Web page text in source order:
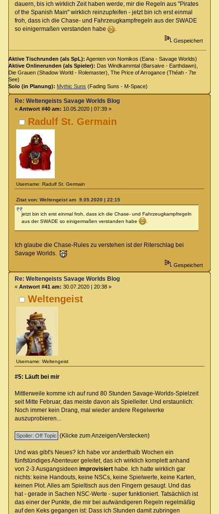
dauern, bis ich wirklich Zeit haben werde, mir die Regeln aus "Pirates
of the Spanish Main" wirklich reinzupfeifen - jetzt bin ich erst einmal
froh, dass ich die Chase- und Fahrzeugkampfregeln aus der SWADE
so einigermaßen verstanden habe
.
Gespeichert
Aktive Tischrunden (als SpL): Agenten von Nomikos (Eana - Savage Worlds)
Aktive Onlinerunden (als Spieler): Das Windkammtal (Barsaive - Earthdawn),
Die Grauen (Shadow World - Rolemaster), The Price of Arrogance (Théah - 7te
See)
Solo (in Planung): Mythic Suns (Fading Suns - M-Space)
Radulf St. Germain
Username: Radulf St. Germain
Re: Weltengeists Savage Worlds Blog
« Antwort #40 am: 10.05.2020 | 07:39 »
Zitat von: Weltengeist am 9.05.2020 | 22:15
jetzt bin ich erst einmal froh, dass ich die Chase- und Fahrzeugkampfregeln
aus der SWADE so einigermaßen verstanden habe
.
Ich glaube die Chase-Rules zu verstehen ist der Riterschlag bei
Savage Worlds.
Gespeichert
Weltengeist
Username: Weltengeist
Re: Weltengeists Savage Worlds Blog
« Antwort #41 am: 30.07.2020 | 20:38 »
#5: Läuft bei mir
Mittlerweile komme ich auf rund 80 Stunden Savage-Worlds-Spielzeit
seit Mitte Februar, das meiste davon als Spielleiter. Und erstaunlich:
Noch immer kein Drang, mal wieder andere Regelwerke
auszuprobieren...
(Klicke zum Anzeigen/Verstecken)
Und was gibt's Neues? Ich habe vor anderthalb Wochen ein
fünfstündiges Abenteuer geleitet, das ich wirklich komplett anhand
von 2-3 Ausgangsideen improvisierthabe. Ich hatte wirklich gar
nichts: keine Handouts, keine NSCs, keine Spielwerte, keine Karten,
keinen Plot. Alles am Spieltisch aus den Fingern gesaugt. Und das
hat - gerade in Sachen NSC-Werte - super funktioniert. Tatsächlich ist
das einer der Punkte, die mir bei aufwändigeren Regeln regelmäßig
auf den Keks gegangen ist: Dass ich Stunden damit zubringen